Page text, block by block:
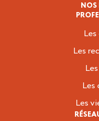
NOS
Les
Les
Les